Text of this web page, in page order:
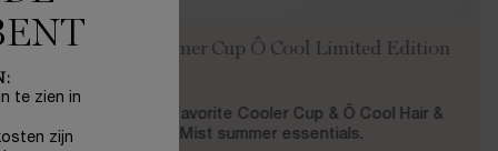
Juicy &
Summer Cup Ô Cool Limited Edition
Your favorite Cooler Cup & Ô Cool Hair &
Body Mist summer essentials.
te zien in
zijn